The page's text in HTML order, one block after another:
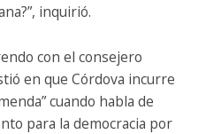
inquirió.
con el consejero
en que Córdova incurre
cuando habla de
para la democracia por